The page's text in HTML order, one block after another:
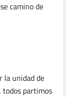
camino de
la unidad de
todos partimos